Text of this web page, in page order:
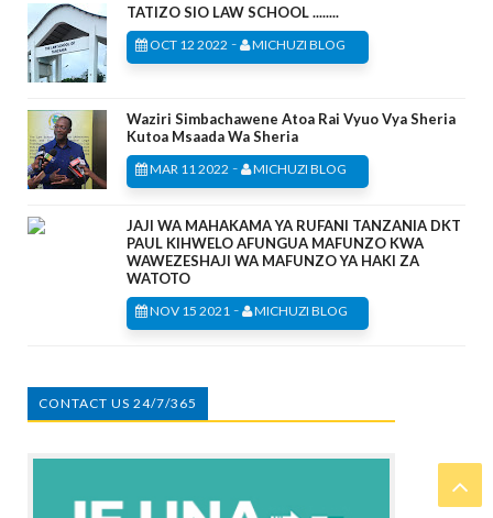
TATIZO SIO LAW SCHOOL ........
OCT 12 2022 - MICHUZI BLOG
Waziri Simbachawene Atoa Rai Vyuo Vya Sheria
Kutoa Msaada Wa Sheria
MAR 11 2022 - MICHUZI BLOG
JAJI WA MAHAKAMA YA RUFANI TANZANIA DKT
PAUL KIHWELO AFUNGUA MAFUNZO KWA
WAWEZESHAJI WA MAFUNZO YA HAKI ZA
WATOTO
NOV 15 2021 - MICHUZI BLOG
CONTACT US 24/7/365